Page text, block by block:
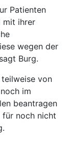
Patienten
mit ihrer
wegen der
Burg.
von
im
beantragen
für noch nicht